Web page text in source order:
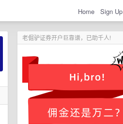
Home Sign Up
老倔驴证券开户巨靠谱，已助千人!